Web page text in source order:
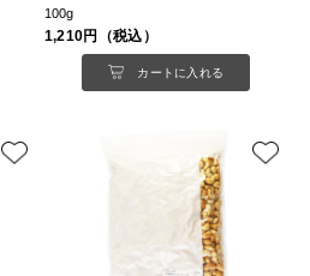
100g
1,210円（税込）
カートに入れる